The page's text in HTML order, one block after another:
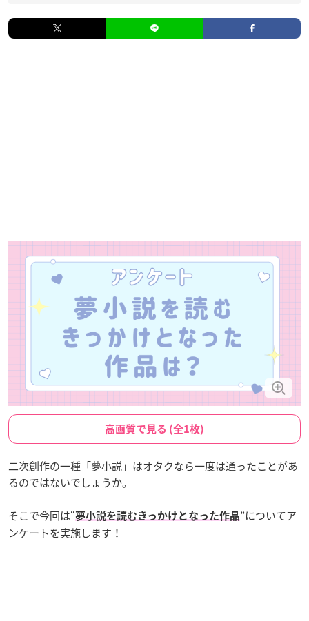
高画質で見る (全1枚)
二次創作の一種「夢小説」はオタクなら一度は通ったことがあ
るのではないでしょうか。
そこで今回は“夢小説を読むきっかけとなった作品”についてア
ンケートを実施します！